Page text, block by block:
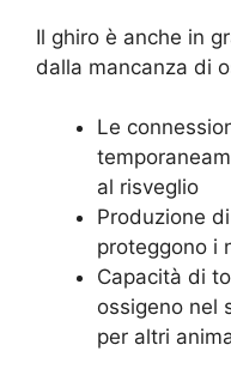
Il ghiro è anche in
dalla mancanza di
Le
al risveglio
Produzione
proteggono i
Capacità di
ossigeno nel
per altri